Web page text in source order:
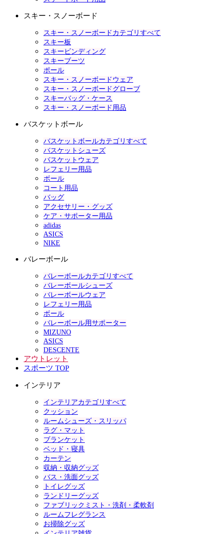
スキー・スノーボード
スキー・スノーボードカテゴリすべて
スキー板
スキービンディング
スキーブーツ
ポール
スキー・スノーボードウェア
スキー・スノーボードグローブ
スキーバッグ・ケース
スキー・スノーボード用品
バスケットボール
バスケットボールカテゴリすべて
バスケットシューズ
バスケットウェア
レフェリー用品
ボール
コート用品
バッグ
アクセサリー・グッズ
ケア・サポーター用品
adidas
ASICS
NIKE
バレーボール
バレーボールカテゴリすべて
バレーボールシューズ
バレーボールウェア
レフェリー用品
ボール
バレーボール用サポーター
MIZUNO
ASICS
DESCENTE
アウトレット
スポーツ TOP
インテリア
インテリアカテゴリすべて
クッション
ルームシューズ・スリッパ
ラグ・マット
ブランケット
ベッド・寝具
カーテン
収納・収納グッズ
バス・洗面グッズ
トイレグッズ
ランドリーグッズ
ファブリックミスト・洗剤・柔軟剤
ルームフレグランス
お掃除グッズ